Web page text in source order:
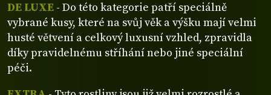
DE LUXE - Do této kategorie patří speciálně
vybrané kusy, které na svůj věk a výšku mají velmi
husté větvení a celkový luxusní vzhled, zpravidla
díky pravidelnému stříhání nebo jiné speciální
péči.